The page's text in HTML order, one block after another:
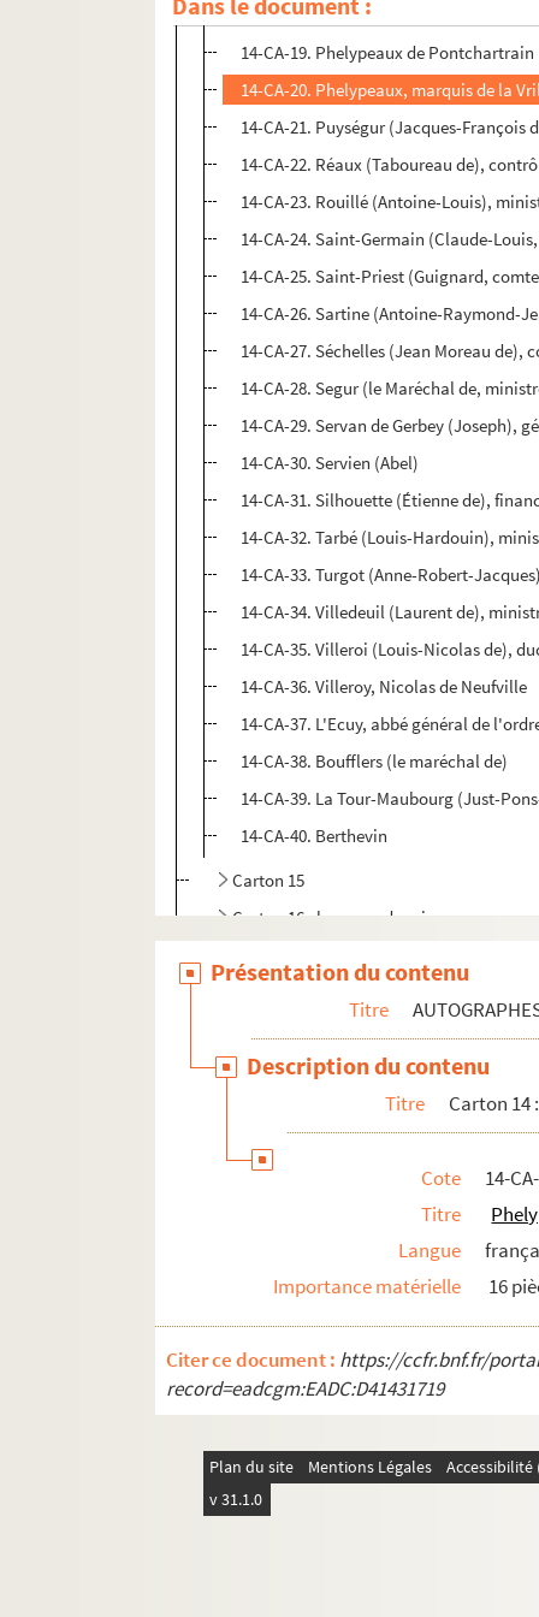
14-CA-18. Orry, Philibert (Contrôleur
14-CA-19. Phelypeaux de
14-CA-20. Phelypeaux, marquis de la
14-CA-21. Puységur (Jacques-François
14-CA-22. Réaux (Taboureau de),
14-CA-23. Rouillé (Antoine-Louis),
14-CA-24. Saint-Germain (Claude-
14-CA-25. Saint-Priest (Guignard,
14-CA-26. Sartine (Antoine-Raymond-
14-CA-27. Séchelles (Jean Moreau de),
14-CA-28. Segur (le Maréchal de,
14-CA-29. Servan de Gerbey (Joseph),
14-CA-30. Servien (Abel)
14-CA-31. Silhouette (Étienne de),
14-CA-32. Tarbé (Louis-Hardouin),
14-CA-33. Turgot (Anne-Robert-
14-CA-34. Villedeuil (Laurent de),
14-CA-35. Villeroi (Louis-Nicolas de),
14-CA-36. Villeroy, Nicolas de Neufville
14-CA-37. L'Ecuy, abbé général de
14-CA-38. Boufflers (le maréchal de)
14-CA-39. La Tour-Maubourg (Just-
14-CA-40. Berthevin
Carton 15
Carton 16 : hommes de sciences
Carton 20 : personnalités étrangères
Carton 21 : hauts dignitaires
Carton 22
Carton 23 : historiens, géographes et
Carton 24 : personnalités régionales
Carton 25 : personnalités régionales
Carton 26
Carton 27
Carton 28
Carton 29
PAPIERS DE LA FAMILLE DE FLAVIGNY
PAPIERS NON PORTÉS AU CATALOGUE
Présentation du contenu
Titre
Description du contenu
Titre Carton
Cote
14-
Titre
Langue
Importance matérielle
16
Citer ce document : https://ccfr.bnf.fr/
record=eadcgm:EADC:D41431719
Plan du site Mentions Légales
v 31.1.0